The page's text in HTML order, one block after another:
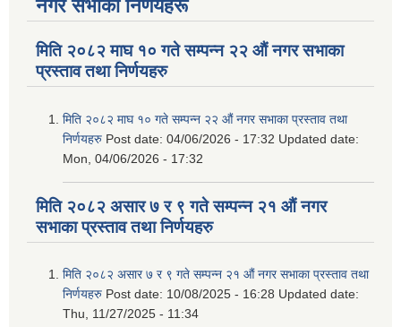
नगर सभाका निर्णयहरू
मिति २०८२ माघ १० गते सम्पन्न २२ औं नगर सभाका
प्रस्ताव तथा निर्णयहरु
मिति २०८२ माघ १० गते सम्पन्न २२ औं नगर सभाका प्रस्ताव तथा
निर्णयहरु Post date: 04/06/2026 - 17:32 Updated date:
Mon, 04/06/2026 - 17:32
मिति २०८२ असार ७ र ९ गते सम्पन्न २१ औं नगर
सभाका प्रस्ताव तथा निर्णयहरु
मिति २०८२ असार ७ र ९ गते सम्पन्न २१ औं नगर सभाका प्रस्ताव तथा
निर्णयहरु Post date: 10/08/2025 - 16:28 Updated date:
Thu, 11/27/2025 - 11:34